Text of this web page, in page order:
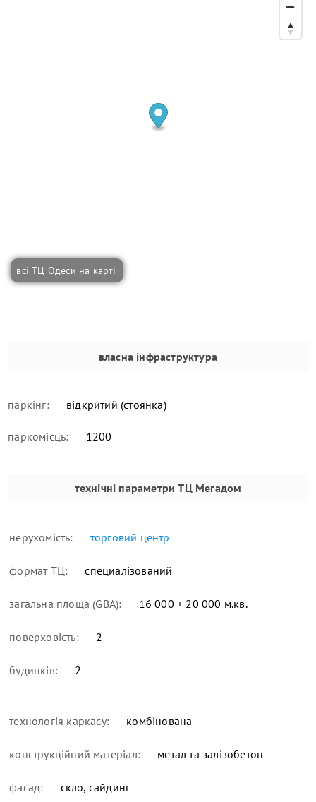
всі ТЦ Одеси на карті
власна інфраструктура
паркінг: відкритий (стоянка)
паркомісць: 1200
технічні параметри ТЦ Мегадом
нерухомість: торговий центр
формат ТЦ: специалізований
загальна площа (GBA): 16 000 + 20 000 м.кв.
поверховість: 2
будинків: 2
технологія каркасу: комбінована
конструкційний матеріал: метал та залізобетон
фасад: скло, сайдинг